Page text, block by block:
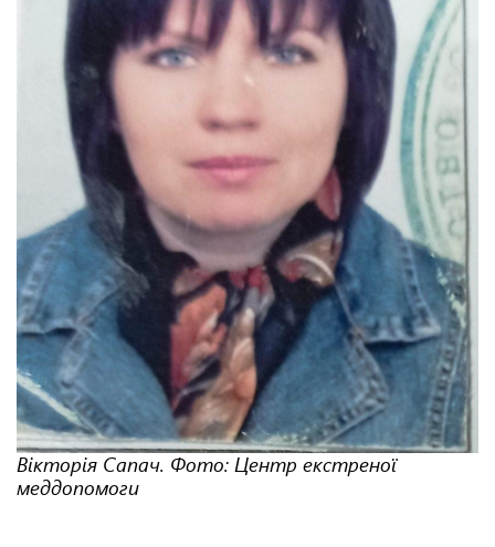
Вікторія Сапач. Фото: Центр екстреної
меддопомоги